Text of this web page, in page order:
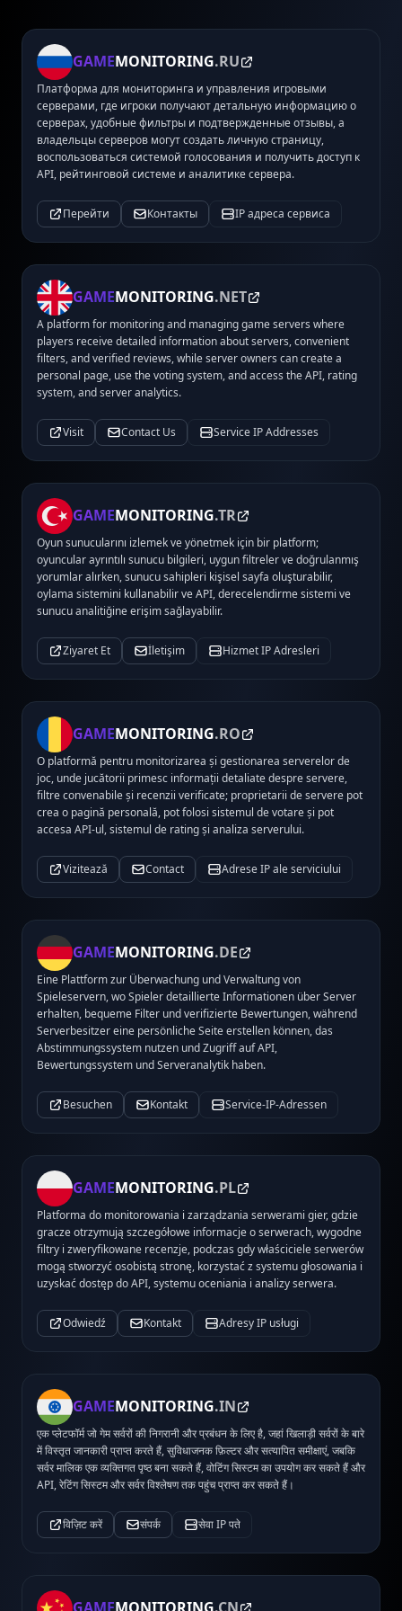
GAMEMONITORING.RU
Платформа для мониторинга и управления игровыми
серверами, где игроки получают детальную информацию о
серверах, удобные фильтры и подтвержденные отзывы, а
владельцы серверов могут создать личную страницу,
воспользоваться системой голосования и получить доступ к
API, рейтинговой системе и аналитике сервера.
Перейти Контакты IP адреса сервиса
GAMEMONITORING.NET
A platform for monitoring and managing game servers where
players receive detailed information about servers, convenient
filters, and verified reviews, while server owners can create a
personal page, use the voting system, and access the API, rating
system, and server analytics.
Visit Contact Us Service IP Addresses
GAMEMONITORING.TR
Oyun sunucularını izlemek ve yönetmek için bir platform;
oyuncular ayrıntılı sunucu bilgileri, uygun filtreler ve doğrulanmış
yorumlar alırken, sunucu sahipleri kişisel sayfa oluşturabilir,
oylama sistemini kullanabilir ve API, derecelendirme sistemi ve
sunucu analitiğine erişim sağlayabilir.
Ziyaret Et İletişim Hizmet IP Adresleri
GAMEMONITORING.RO
O platformă pentru monitorizarea și gestionarea serverelor de
joc, unde jucătorii primesc informații detaliate despre servere,
filtre convenabile și recenzii verificate; proprietarii de servere pot
crea o pagină personală, pot folosi sistemul de votare și pot
accesa API-ul, sistemul de rating și analiza serverului.
Vizitează Contact Adrese IP ale serviciului
GAMEMONITORING.DE
Eine Plattform zur Überwachung und Verwaltung von
Spieleservern, wo Spieler detaillierte Informationen über Server
erhalten, bequeme Filter und verifizierte Bewertungen, während
Serverbesitzer eine persönliche Seite erstellen können, das
Abstimmungssystem nutzen und Zugriff auf API,
Bewertungssystem und Serveranalytik haben.
Besuchen Kontakt Service-IP-Adressen
GAMEMONITORING.PL
Platforma do monitorowania i zarządzania serwerami gier, gdzie
gracze otrzymują szczegółowe informacje o serwerach, wygodne
filtry i zweryfikowane recenzje, podczas gdy właściciele serwerów
mogą stworzyć osobistą stronę, korzystać z systemu głosowania i
uzyskać dostęp do API, systemu oceniania i analizy serwera.
Odwiedź Kontakt Adresy IP usługi
GAMEMONITORING.IN
एक प्लेटफॉर्म जो गेम सर्वरों की निगरानी और प्रबंधन के लिए है, जहां खिलाड़ी सर्वरों के बारे
में विस्तृत जानकारी प्राप्त करते हैं, सुविधाजनक फ़िल्टर और सत्यापित समीक्षाएं, जबकि
सर्वर मालिक एक व्यक्तिगत पृष्ठ बना सकते हैं, वोटिंग सिस्टम का उपयोग कर सकते हैं और
API, रेटिंग सिस्टम और सर्वर विश्लेषण तक पहुंच प्राप्त कर सकते हैं।
विज़िट करें संपर्क सेवा IP पते